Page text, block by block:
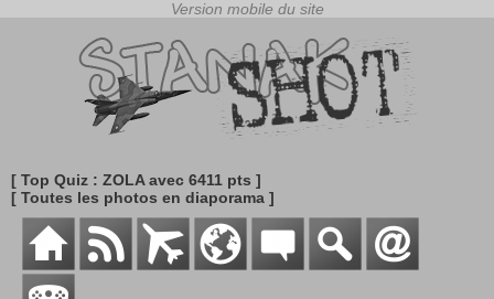
[ Top Quiz : ZOLA avec 6411 pts ]
[ Toutes les photos en diaporama ]